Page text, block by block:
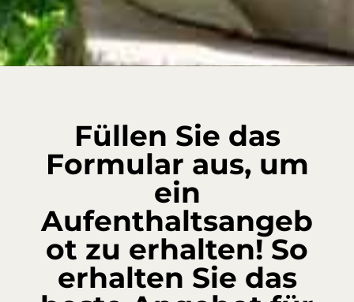
Füllen Sie das
Formular aus, um
ein
Aufenthaltsangeb
ot zu erhalten! So
erhalten Sie das
CAV Elba Vip
Loc. Santissimo
57036 Porto Azzurro
Isola d'Elba